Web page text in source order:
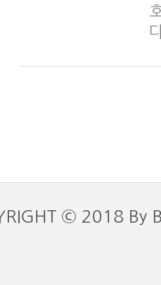
© 2018 By